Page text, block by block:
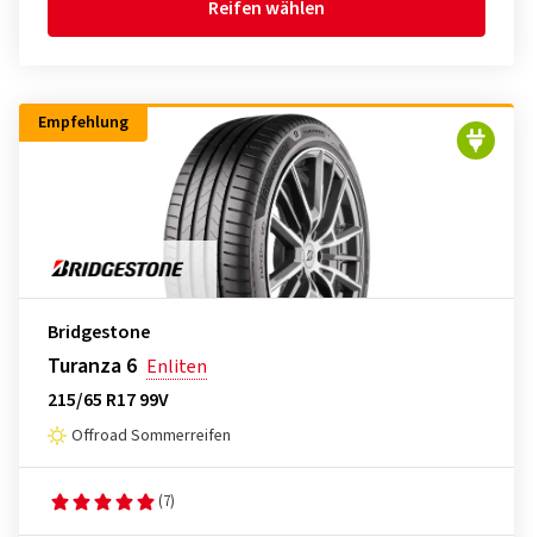
Reifen wählen
Empfehlung
Bridgestone
Turanza 6 Enliten
215/65 R17 99V
Offroad Sommerreifen
(7)